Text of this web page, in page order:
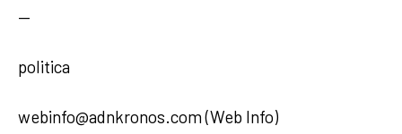
—
politica
webinfo@adnkronos.com (Web Info)